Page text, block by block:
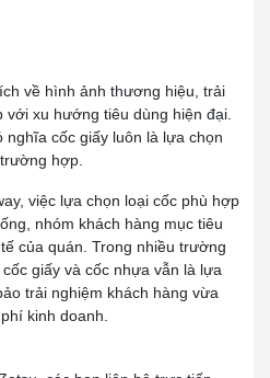
về hình ảnh thương hiệu, trải
với xu hướng tiêu dùng hiện đại.
nghĩa cốc giấy luôn là lựa chọn
hợp.
việc lựa chọn loại cốc phù hợp
nhóm khách hàng mục tiêu
của quán. Trong nhiều trường
giấy và cốc nhựa vẫn là lựa
trải nghiệm khách hàng vừa
kinh doanh.